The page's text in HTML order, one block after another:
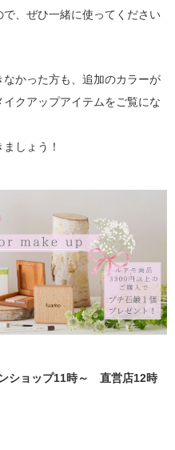
、ぜひ一緒に使ってください
かった方も、追加のカラーが
クアップアイテムをご覧にな
しょう！
ショップ11時～ 直営店12時